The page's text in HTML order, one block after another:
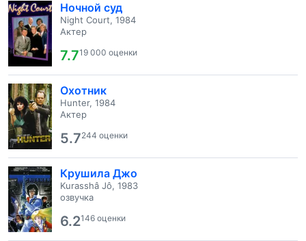
Ночной суд
Night Court, 1984
Актер
7.719 000 оценки
Охотник
Hunter, 1984
Актер
5.7244 оценки
Крушила Джо
Kurasshâ Jô, 1983
озвучка
6.2146 оценки